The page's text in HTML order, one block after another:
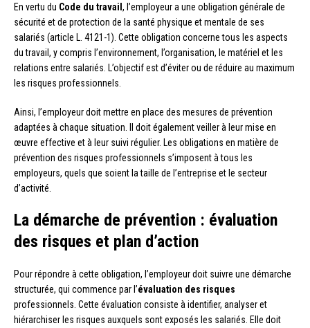
En vertu du Code du travail, l’employeur a une obligation générale de
sécurité et de protection de la santé physique et mentale de ses
salariés (article L. 4121-1). Cette obligation concerne tous les aspects
du travail, y compris l’environnement, l’organisation, le matériel et les
relations entre salariés. L’objectif est d’éviter ou de réduire au maximum
les risques professionnels.
Ainsi, l’employeur doit mettre en place des mesures de prévention
adaptées à chaque situation. Il doit également veiller à leur mise en
œuvre effective et à leur suivi régulier. Les obligations en matière de
prévention des risques professionnels s’imposent à tous les
employeurs, quels que soient la taille de l’entreprise et le secteur
d’activité.
La démarche de prévention : évaluation
des risques et plan d’action
Pour répondre à cette obligation, l’employeur doit suivre une démarche
structurée, qui commence par l’évaluation des risques
professionnels. Cette évaluation consiste à identifier, analyser et
hiérarchiser les risques auxquels sont exposés les salariés. Elle doit